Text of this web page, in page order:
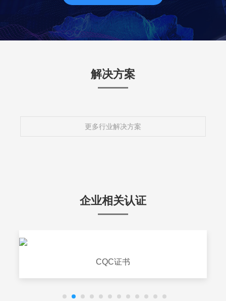
解决方案
更多行业解决方案
企业相关认证
CQC证书